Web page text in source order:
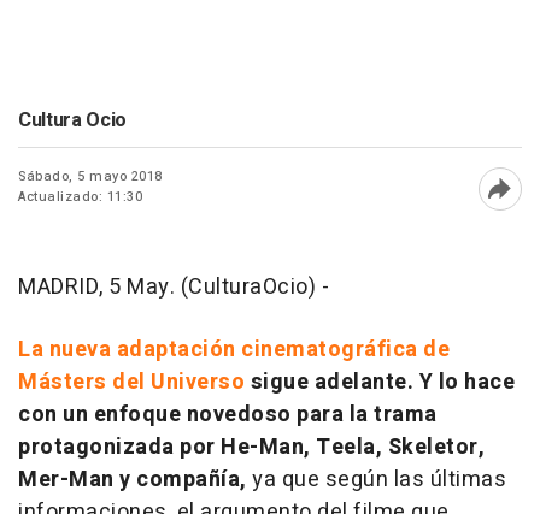
Cultura Ocio
Sábado, 5 mayo 2018
Actualizado: 11:30
MADRID, 5 May. (CulturaOcio) -
La nueva adaptación cinematográfica de
Másters del Universo sigue adelante. Y lo hace
con un enfoque novedoso para la trama
protagonizada por He-Man, Teela, Skeletor,
Mer-Man y compañía, ya que según las últimas